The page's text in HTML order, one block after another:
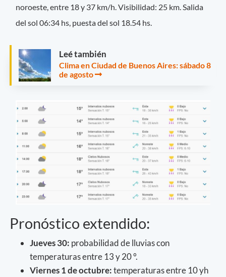
noroeste, entre 18 y 37 km/h. Visibilidad: 25 km. Salida
del sol 06:34 hs, puesta del sol 18.54 hs.
Leé también
Clima en Ciudad de Buenos Aires: sábado 8
de agosto
Pronóstico extendido:
Jueves 30: probabilidad de lluvias con
temperaturas entre 13 y 20 °.
Viernes 1 de octubre:temperaturas entre 10 yh